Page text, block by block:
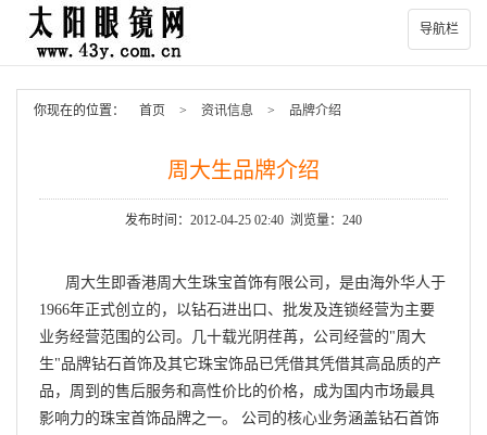
导航栏
你现在的位置： 首页 > 资讯信息 > 品牌介绍
周大生品牌介绍
发布时间：2012-04-25 02:40 浏览量：240
周大生即香港周大生珠宝首饰有限公司，是由海外华人于
1966年正式创立的，以钻石进出口、批发及连锁经营为主要
业务经营范围的公司。几十载光阴荏苒，公司经营的"周大
生"品牌钻石首饰及其它珠宝饰品已凭借其凭借其高品质的产
品，周到的售后服务和高性价比的价格，成为国内市场最具
影响力的珠宝首饰品牌之一。 公司的核心业务涵盖钻石首饰